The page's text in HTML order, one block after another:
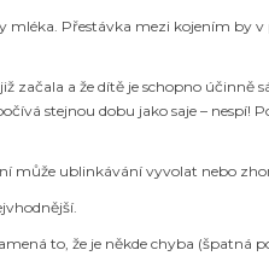
Přestávka mezi kojením by
začala a že dítě je schopno účinně
stejnou dobu jako saje – nespí!
může ublinkávání vyvolat nebo
to, že je někde chyba (špatná